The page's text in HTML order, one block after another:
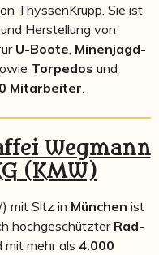
ThyssenKrupp. Sie ist
Herstellung von
U-Boote Minenjagd-
Torpedos und
Mitarbeiter
Wegmann
(KMW)
mit Sitz in München ist
hochgeschützter Rad-
mit mehr als 4.000